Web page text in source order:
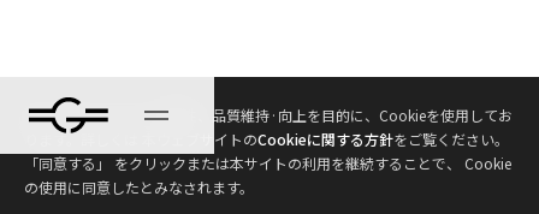
本ウェブサイトは、利便性、品質維持·向上を目的に、Cookieを使用してお
ります。詳しくは 本ウェブサイトのCookieに関する方針をご覧ください。
「同意する」 をクリックまたは本サイトの利用を継続することで、 Cookie
の使用に同意したとみなされます。
Gravioアクション テンプレート広場